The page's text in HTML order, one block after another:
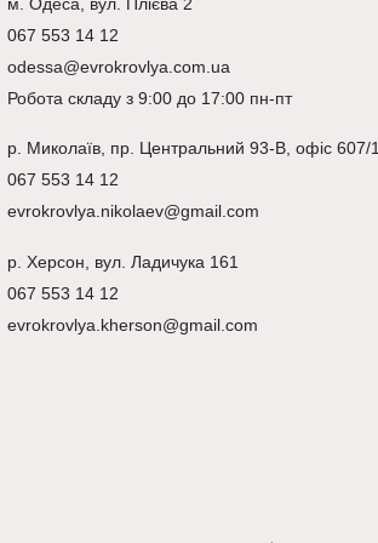
067 553 14 12
odessa@evrokrovlya.com.ua
Робота складу з 9:00 до 17:00 пн-пт
р. Миколаїв , пр. Центральний 93-В, офіс 607/1
067 553 14 12
evrokrovlya.nikolaev@gmail.com
р. Херсон , вул. Ладичука 161
067 553 14 12
evrokrovlya.kherson@gmail.com